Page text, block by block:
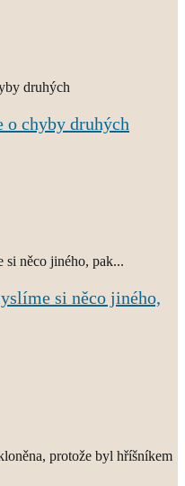
o chyby druhých
si něco jiného,